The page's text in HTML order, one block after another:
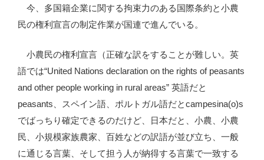
今、多国籍企業に関する拘束力のある国際条約と小農
民の権利宣言の制定作業が国連で進んでいる。
小農民の権利宣言（正確な訳をすることが難しい。英
語では“United Nations declaration on the rights of peasants
and other people working in rural areas” 英語だと
peasants、スペイン語、ポルトガル語だとcampesina(o)s
でばっちり確定できるのだけど、日本だと、小農、小農
民、小規模家族農家、百姓などの訳語が並び立ち、一般
に通じる言葉、そして担う人が納得する言葉で一致する